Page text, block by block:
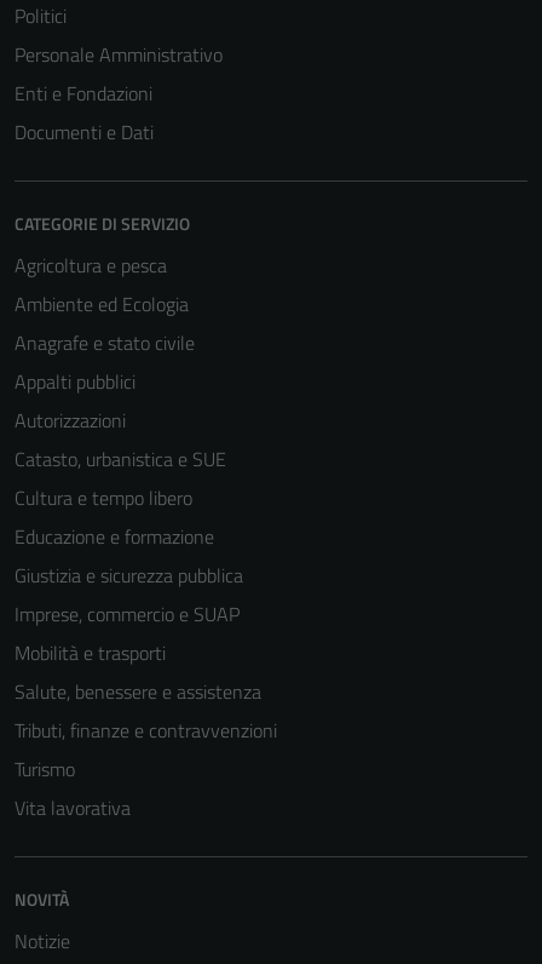
Politici
Personale Amministrativo
Enti e Fondazioni
Documenti e Dati
CATEGORIE DI SERVIZIO
Agricoltura e pesca
Ambiente ed Ecologia
Anagrafe e stato civile
Appalti pubblici
Autorizzazioni
Catasto, urbanistica e SUE
Cultura e tempo libero
Educazione e formazione
Giustizia e sicurezza pubblica
Imprese, commercio e SUAP
Mobilità e trasporti
Salute, benessere e assistenza
Tributi, finanze e contravvenzioni
Turismo
Vita lavorativa
NOVITÀ
Notizie